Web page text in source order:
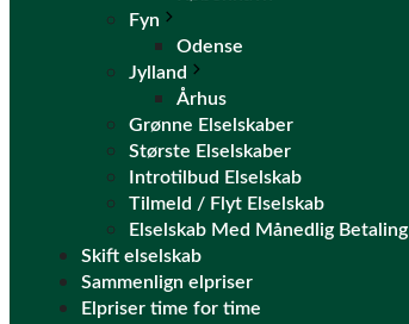
Fyn
Odense
Jylland
Århus
Grønne Elselskaber
Største Elselskaber
Introtilbud Elselskab
Tilmeld / Flyt Elselskab
Elselskab Med Månedlig Betaling
Skift elselskab
Sammenlign elpriser
Elpriser time for time